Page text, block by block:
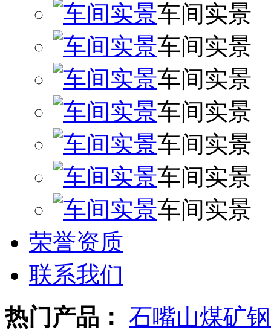
车间实景
车间实景
车间实景
车间实景
车间实景
车间实景
车间实景
荣誉资质
联系我们
热门产品： 石嘴山煤矿